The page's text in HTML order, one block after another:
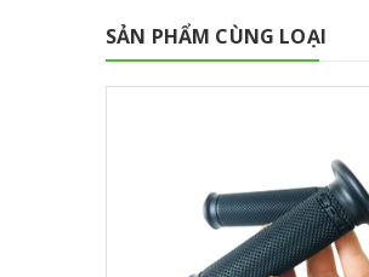
SẢN PHẨM CÙNG LOẠI